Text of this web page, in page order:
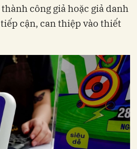
công giả hoặc giả danh
cận, can thiệp vào thiết